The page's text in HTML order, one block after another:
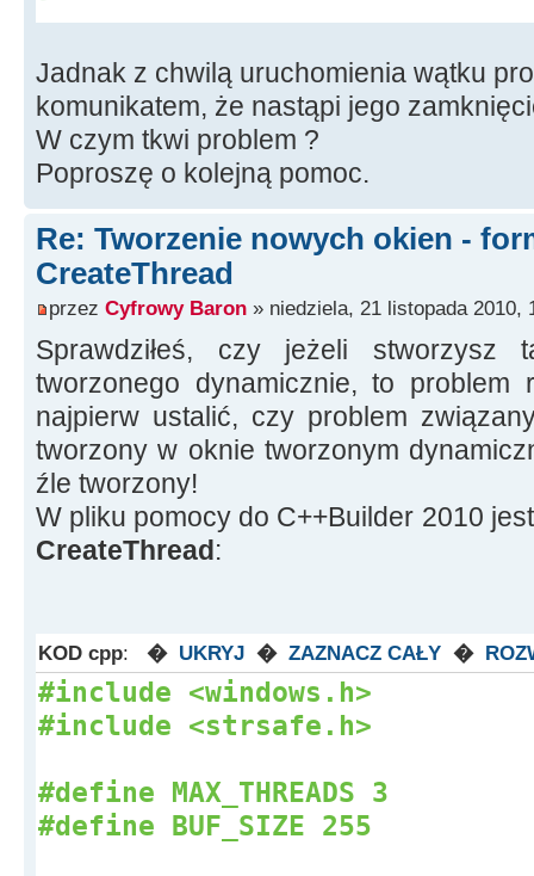
----------------------------
void
__fastcallTForm4 ::
*Sender)
{
inti;
DWORD dwThreadId;
CreateThread
(LPTHREAD_START_ROUTINE)&
&i,0,&dwThreadId)
}
Jadnak z chwilą uruchomienia wątku
komunikatem, że nastąpi jego
W czym tkwi problem ?
Poproszę o kolejną pomoc.
Re: Tworzenie nowych okien -
CreateThread
przez Cyfrowy Baron » niedziela, 21 listopada 2010,
Sprawdziłeś, czy jeżeli
tworzonego dynamicznie, to problem
najpierw ustalić, czy problem
tworzony w oknie tworzonym
źle tworzony!
W pliku pomocy do C++Builder 2010
CreateThread :
KOD cpp: � UKRYJ � ZAZNACZ CAŁY �
#include <windows.h>
#include <strsafe.h>
#define MAX_THREADS 3
#define BUF_SIZE 255